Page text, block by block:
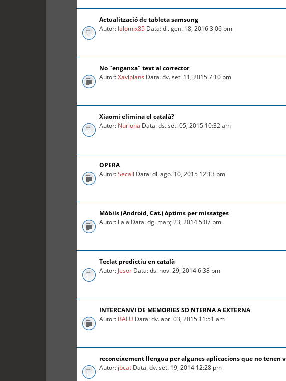
Actualització de tableta samsung
Autor: lalomix85 Data: dl. gen. 18, 2016 3:06 pm
No "enganxa" text al corrector
Autor:Xaviplans Data: dv. set. 11, 2015 7:10 pm
Xiaomi elimina el català?
Autor: Nuriona Data: ds. set. 05, 2015 10:32 am
OPERA
Autor:Secall Data: dl. ago. 10, 2015 12:13 pm
Mòbils (Android, Cat.) òptims per missatges
Autor: Laia Data: dg. març 23, 2014 5:07 pm
Teclat predictiu en català
Autor: Jesor Data: ds. nov. 29, 2014 6:38 pm
INTERCANVI DE MEMORIES SD NTERNA A EXTERNA
Autor: BALU Data: dv. abr. 03, 2015 11:51 am
reconeixement llengua per algunes aplicacions que no tenen v
Autor: jbcat Data: dv. set. 19, 2014 12:28 pm